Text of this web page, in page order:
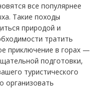
все популярнее
Такие походы
природой и
тратить
приключение в горах —
подготовки,
туристического
организовать